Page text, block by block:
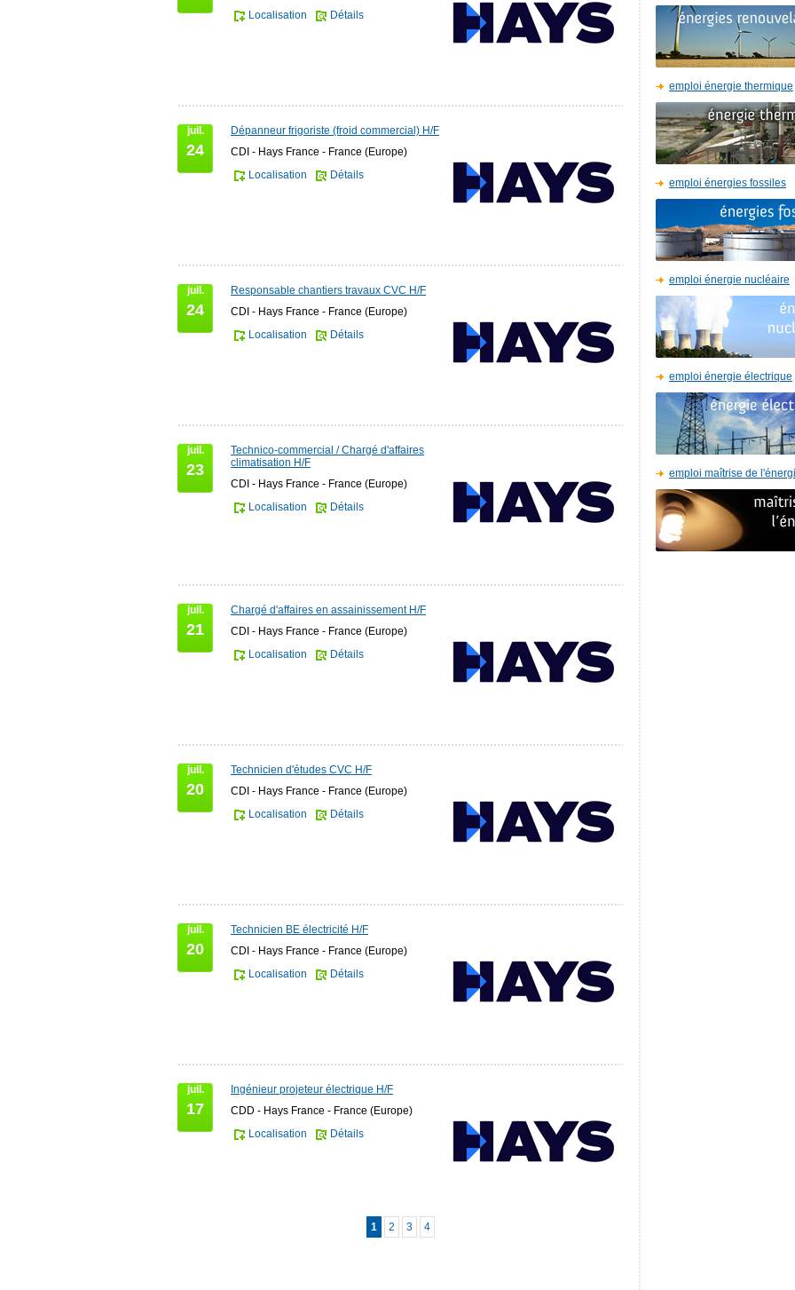
Localisation
Détails
juil.
24
Dépanneur frigoriste (froid commercial) H/F
CDI - Hays France - France (Europe)
Localisation
Détails
juil.
24
Responsable chantiers travaux CVC H/F
CDI - Hays France - France (Europe)
Localisation
Détails
juil.
23
Technico-commercial / Chargé d'affaires
climatisation H/F
CDI - Hays France - France (Europe)
Localisation
Détails
juil.
21
Chargé d'affaires en assainissement H/F
CDI - Hays France - France (Europe)
Localisation
Détails
juil.
20
Technicien d'études CVC H/F
CDI - Hays France - France (Europe)
Localisation
Détails
juil.
20
Technicien BE électricité H/F
CDI - Hays France - France (Europe)
Localisation
Détails
juil.
17
Ingénieur projeteur électrique H/F
CDD - Hays France - France (Europe)
Localisation
Détails
1 2 3 4
emploi énergie thermique
emploi énergies fossiles
emploi énergie nucléaire
emploi énergie électrique
emploi maîtrise de